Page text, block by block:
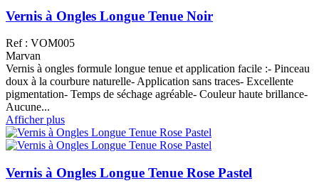
Vernis à Ongles Longue Tenue Noir
Ref : VOM005
Marvan
Vernis à ongles formule longue tenue et application facile :- Pinceau
doux à la courbure naturelle- Application sans traces- Excellente
pigmentation- Temps de séchage agréable- Couleur haute brillance-
Aucune...
Afficher plus
Vernis à Ongles Longue Tenue Rose Pastel